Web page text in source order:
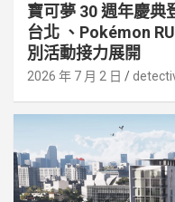
寶可夢 30 週年慶
台北 、Pokémon
別活動接⼒展開
2026 年 7 月 2 日